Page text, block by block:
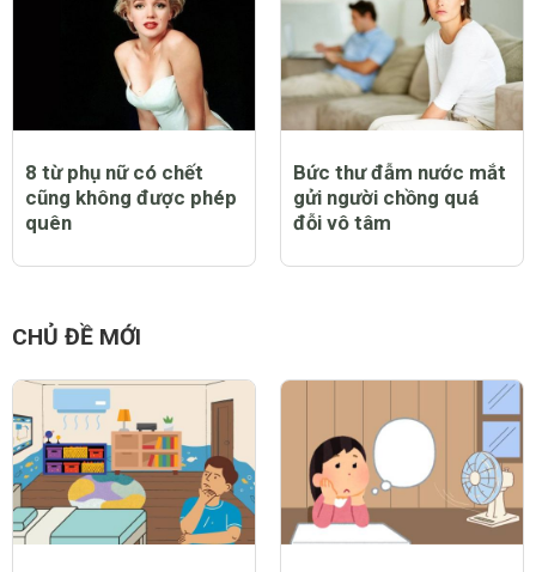
8 từ phụ nữ có chết
cũng không được phép
quên
Bức thư đẫm nước mắt
gửi người chồng quá
đỗi vô tâm
CHỦ ĐỀ MỚI